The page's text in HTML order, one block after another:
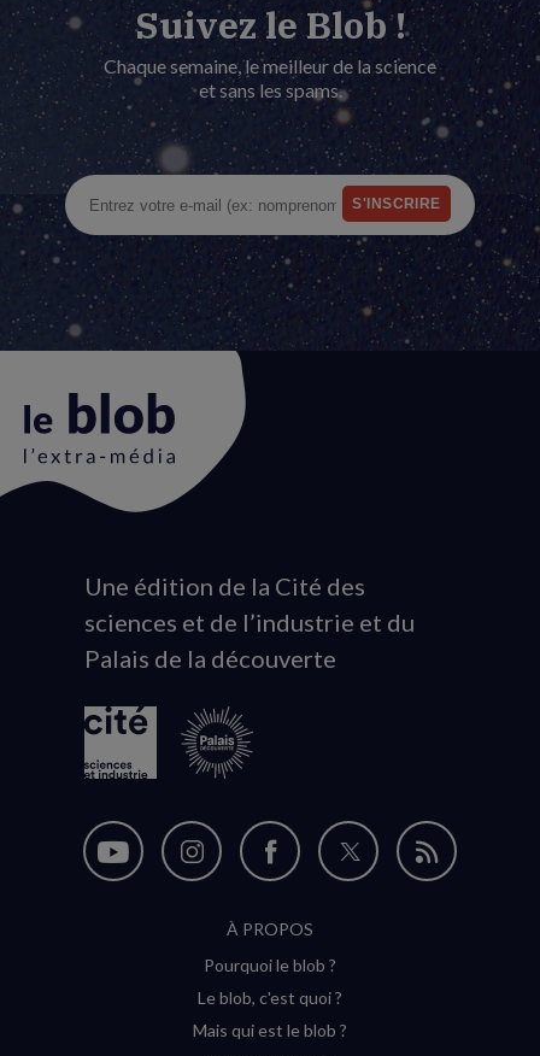
Suivez le Blob !
Chaque semaine, le meilleur de la science
et sans les spams.
Animation
du
logo
Une édition de la Cité des
sciences et de l’industrie et du
Palais de la découverte
Nous
Nous
Instagram
(nouvelle
Nous
sur
Facebook
(nouvelle
Nous
Flux
À PROPOS
Pourquoi le blob ?
Le blob, c'est quoi ?
Mais qui est le blob ?